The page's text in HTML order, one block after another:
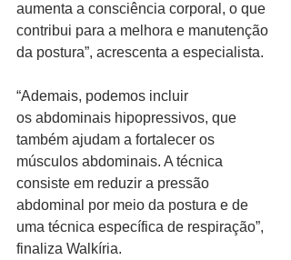
aumenta a consciência corporal, o que
contribui para a melhora e manutenção
da postura”, acrescenta a especialista.
“Ademais, podemos incluir
os abdominais hipopressivos, que
também ajudam a fortalecer os
músculos abdominais. A técnica
consiste em reduzir a pressão
abdominal por meio da postura e de
uma técnica específica de respiração”,
finaliza Walkíria.